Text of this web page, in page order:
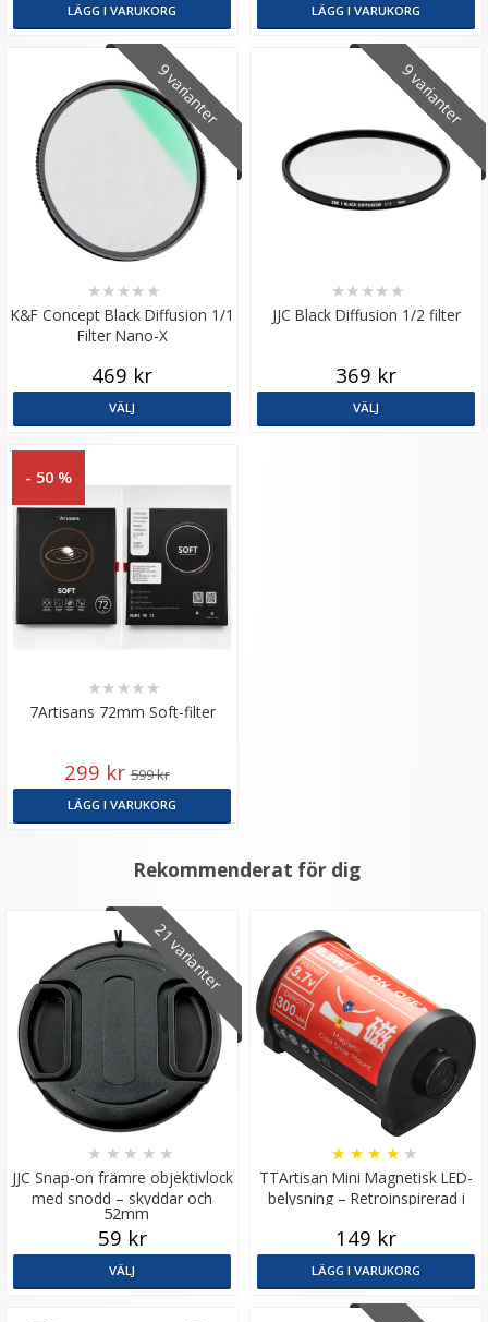
LÄGG I VARUKORG LÄGG I VARUKORG
9 varianter
K&F Concept Black Diffusion 1/1
Filter Nano-X
★★ ★★ ★
469 kr
VÄLJ
9 varianter
JJC Black Diffusion 1/2 filter
★★ ★★ ★
369 kr
VÄLJ
- 50 %
7Artisans 72mm Soft-filter
★★ ★★ ★
299 kr 599 kr
LÄGG I VARUKORG
Rekommenderat för dig
21 varianter
JJC Snap-on främre objektivlock
med snodd – skyddar och
förenklar
★ ★ ★ ★ ★
52mm
59 kr
VÄLJ
TTArtisan Mini Magnetisk LED-
belysning – Retroinspirerad i
★ ★ ★ ★ ★
149 kr
LÄGG I VARUKORG